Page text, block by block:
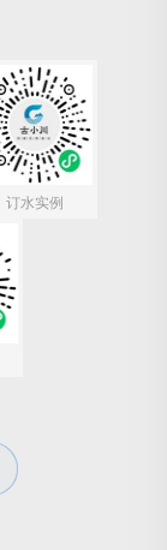
订水实例